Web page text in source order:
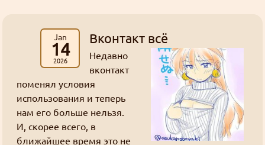
Jan
14
2026
Вконтакт всё
Недавно
вконтакт
поменял условия
использования и теперь
нам его больше нельзя.
И, скорее всего, в
ближайшее время это не
Feedback form
About our authors
Store
Ввиду некоторых политических
действий, Дискорд может быть
недоступен в некоторых регионах. Мы
хотим быть уверены в том что все
желающие смогут зайти в чат.
География
(5)
Творчество
(71)
Фанфики
(63)
(26)
Сайт (31)
Флуд (3)
Всякие всякости
Ня, кавай
(3)
Mega Brand Kikaku от 03.11.2025 (Вопросы месяца №170)
Goury : (ﾉ◕ヮ◕)ﾉ*:･ﾟ✧ ❤️
Mega Brand Kikaku от 04.10.2025 (Вопросы месяца №169)
Grabz: Как раз недавно вспоминал на
анимефоруме про Аматэру, гы.
Внезапно!
жизнь
интервью ня
ненависть
блог Рубаки
сайт ответы история боги
спам матчасть линуксы Жанр стёб
Кандзака гостевая статья